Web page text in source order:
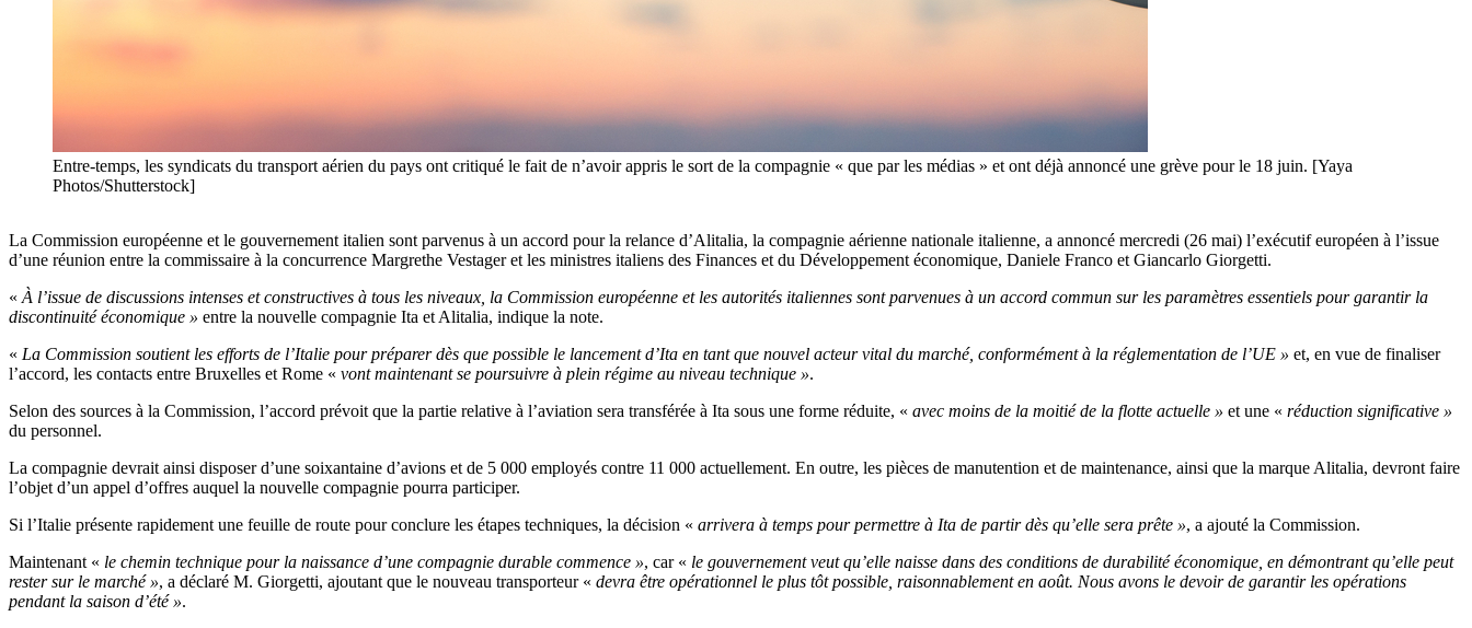
Entre-temps, les syndicats du transport aérien du pays ont critiqué le fait de n’avoir appris le sort de la compagnie « que par les médias » et ont déjà annoncé une grève pour le 18 juin. [Yaya
Photos/Shutterstock]
La Commission européenne et le gouvernement italien sont parvenus à un accord pour la relance d’Alitalia, la compagnie aérienne nationale italienne, a annoncé mercredi (26 mai) l’exécutif européen à l’issue
d’une réunion entre la commissaire à la concurrence Margrethe Vestager et les ministres italiens des Finances et du Développement économique, Daniele Franco et Giancarlo Giorgetti.
« À l’issue de discussions intenses et constructives à tous les niveaux, la Commission européenne et les autorités italiennes sont parvenues à un accord commun sur les paramètres essentiels pour garantir la
discontinuité économique » entre la nouvelle compagnie Ita et Alitalia, indique la note.
« La Commission soutient les efforts de l’Italie pour préparer dès que possible le lancement d’Ita en tant que nouvel acteur vital du marché, conformément à la réglementation de l’UE » et, en vue de finaliser
l’accord, les contacts entre Bruxelles et Rome « vont maintenant se poursuivre à plein régime au niveau technique ».
Selon des sources à la Commission, l’accord prévoit que la partie relative à l’aviation sera transférée à Ita sous une forme réduite, « avec moins de la moitié de la flotte actuelle » et une « réduction significative »
du personnel.
La compagnie devrait ainsi disposer d’une soixantaine d’avions et de 5 000 employés contre 11 000 actuellement. En outre, les pièces de manutention et de maintenance, ainsi que la marque Alitalia, devront faire
l’objet d’un appel d’offres auquel la nouvelle compagnie pourra participer.
Si l’Italie présente rapidement une feuille de route pour conclure les étapes techniques, la décision « arrivera à temps pour permettre à Ita de partir dès qu’elle sera prête », a ajouté la Commission.
Maintenant « le chemin technique pour la naissance d’une compagnie durable commence », car « le gouvernement veut qu’elle naisse dans des conditions de durabilité économique, en démontrant qu’elle peut
rester sur le marché », a déclaré M. Giorgetti, ajoutant que le nouveau transporteur « devra être opérationnel le plus tôt possible, raisonnablement en août. Nous avons le devoir de garantir les opérations
pendant la saison d’été ».